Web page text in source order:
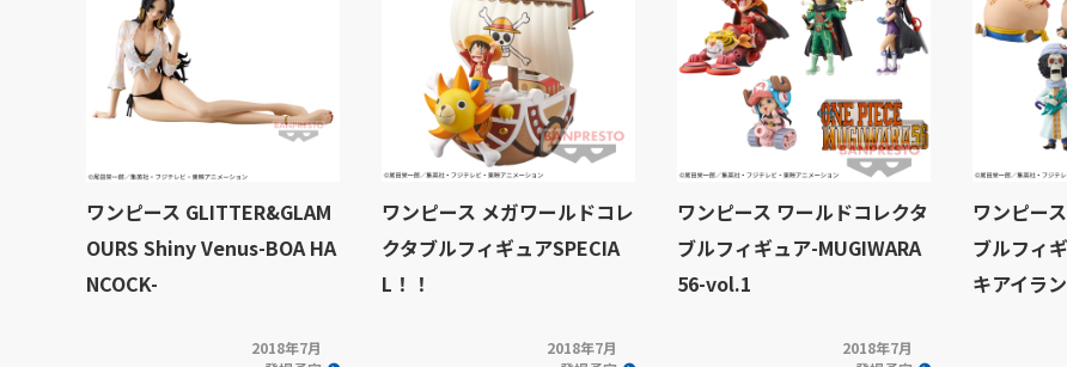
ワンピース GLITTER&GLAM
OURS Shiny Venus-BOA HA
NCOCK-
2018年7月
ワンピース メガワールドコレ
クタブルフィギュアSPECIA
L！！
2018年7月
ワンピース ワールドコレクタ
ブルフィギュア-MUGIWARA
56-vol.1
2018年7月
ワンピー
ブルフィ
キアイラ